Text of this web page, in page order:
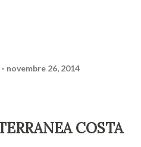
novembre 26, 2014